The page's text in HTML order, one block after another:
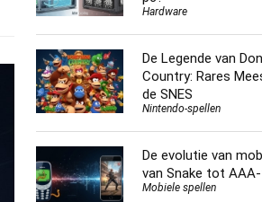
Hardware
De Legende van
Country: Rares
de SNES
Nintendo-spellen
De evolutie van
van Snake tot
Mobiele spellen